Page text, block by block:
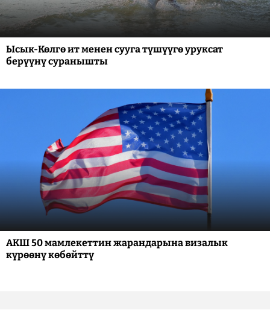
Ысык-Көлгө ит менен сууга түшүүгө уруксат
берүүнү суранышты
АКШ 50 мамлекеттин жарандарына визалык
күрөөнү көбөйттү